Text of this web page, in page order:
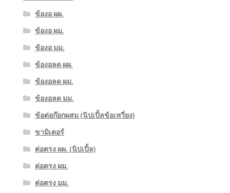
ข้องอ ผผ.
ข้องอ ผม.
ข้องอ มม.
ข้องอลด ผผ.
ข้องอลด ผม.
ข้องอลด มม.
ข้อต่อก๊อกผสม (นิปเปิ้ลข้อเหวี่ยง)
ขามิเตอร์
ต่อตรง ผผ. (นิปเปิ้ล)
ต่อตรง ผม.
ต่อตรง มม.